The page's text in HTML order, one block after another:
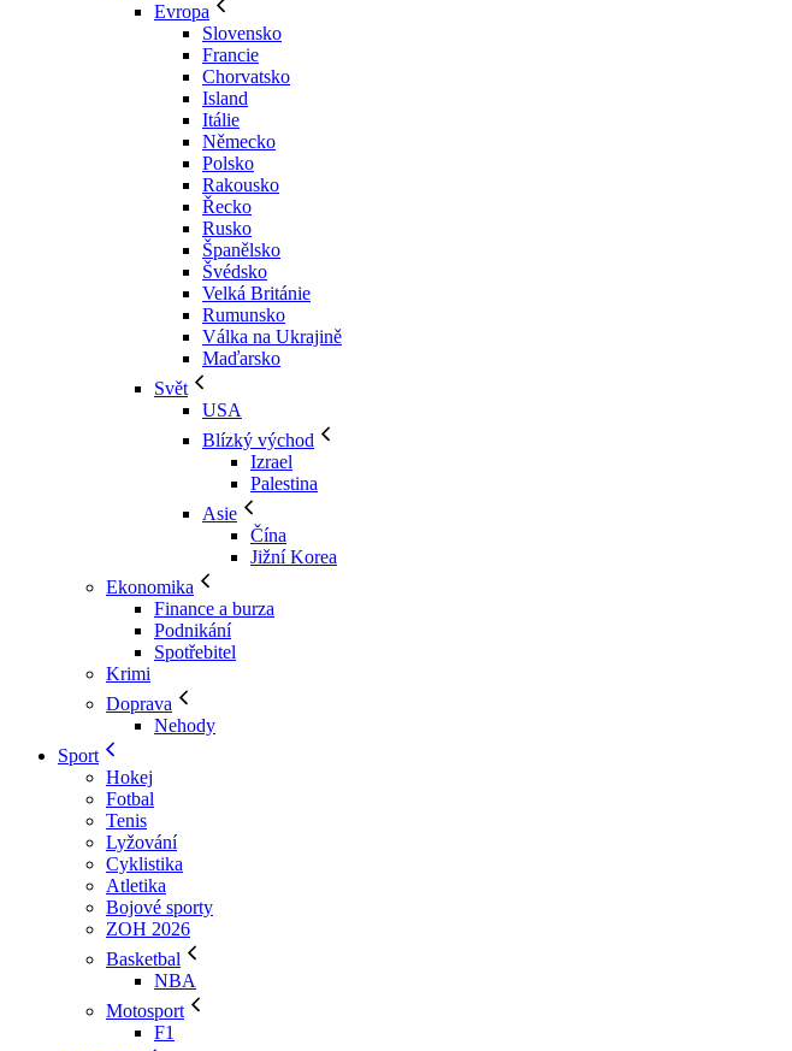
Evropa
Slovensko
Francie
Chorvatsko
Island
Itálie
Německo
Polsko
Rakousko
Řecko
Rusko
Španělsko
Švédsko
Velká Británie
Rumunsko
Válka na Ukrajině
Maďarsko
Svět
USA
Blízký východ
Izrael
Palestina
Asie
Čína
Jižní Korea
Ekonomika
Finance a burza
Podnikání
Spotřebitel
Krimi
Doprava
Nehody
Sport
Hokej
Fotbal
Tenis
Lyžování
Cyklistika
Atletika
Bojové sporty
ZOH 2026
Basketbal
NBA
Motosport
F1